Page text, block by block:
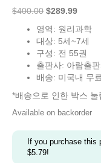
$400.00 Original
was:
$400.00.
$289.99Current
is:
영역: 원리과학
대상: 5세~7세
구성: 전
출판사: 아람출
배송: 미국내 무
*배송으로 인한 박스
Available on backorder
If you purchase this
$5.79!